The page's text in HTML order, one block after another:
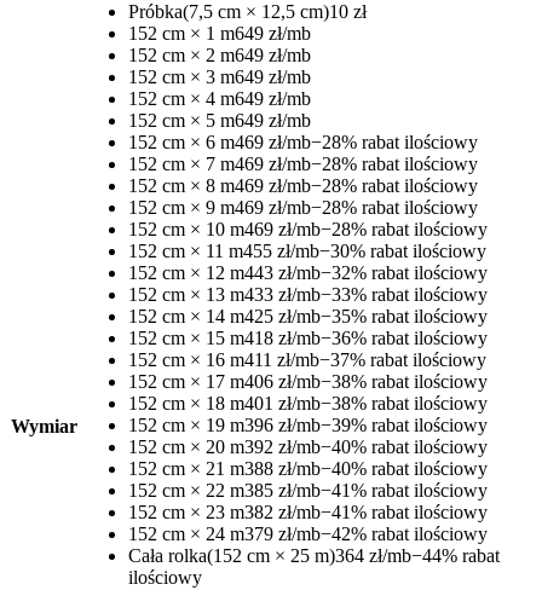
Wymiar
Próbka(7,5 cm × 12,5 cm)10 zł
152 cm × 1 m649 zł/mb
152 cm × 2 m649 zł/mb
152 cm × 3 m649 zł/mb
152 cm × 4 m649 zł/mb
152 cm × 5 m649 zł/mb
152 cm × 6 m469 zł/mb−28% rabat ilościowy
152 cm × 7 m469 zł/mb−28% rabat ilościowy
152 cm × 8 m469 zł/mb−28% rabat ilościowy
152 cm × 9 m469 zł/mb−28% rabat ilościowy
152 cm × 10 m469 zł/mb−28% rabat ilościowy
152 cm × 11 m455 zł/mb−30% rabat ilościowy
152 cm × 12 m443 zł/mb−32% rabat ilościowy
152 cm × 13 m433 zł/mb−33% rabat ilościowy
152 cm × 14 m425 zł/mb−35% rabat ilościowy
152 cm × 15 m418 zł/mb−36% rabat ilościowy
152 cm × 16 m411 zł/mb−37% rabat ilościowy
152 cm × 17 m406 zł/mb−38% rabat ilościowy
152 cm × 18 m401 zł/mb−38% rabat ilościowy
152 cm × 19 m396 zł/mb−39% rabat ilościowy
152 cm × 20 m392 zł/mb−40% rabat ilościowy
152 cm × 21 m388 zł/mb−40% rabat ilościowy
152 cm × 22 m385 zł/mb−41% rabat ilościowy
152 cm × 23 m382 zł/mb−41% rabat ilościowy
152 cm × 24 m379 zł/mb−42% rabat ilościowy
Cała rolka(152 cm × 25 m)364 zł/mb−44% rabat
ilościowy